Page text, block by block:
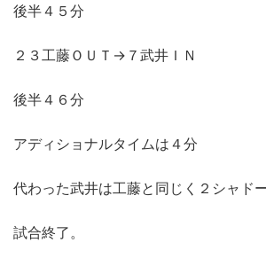
後半４５分
２３工藤ＯＵＴ→７武井ＩＮ
後半４６分
アディショナルタイムは４分
代わった武井は工藤と同じく２シャド
試合終了。